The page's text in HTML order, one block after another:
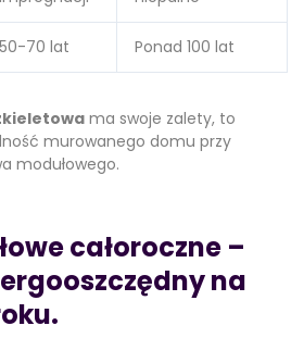
50-70 lat Ponad 100 lat
ma swoje zalety, to
murowanego domu przy
modułowego.
całoroczne –
na